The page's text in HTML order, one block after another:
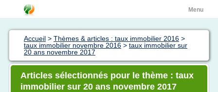
Menu
Accueil > Thèmes & articles : taux immobilier 2016 >
taux immobilier novembre 2016 > taux immobilier sur
20 ans novembre 2017
Articles sélectionnés pour le thème : taux
immobilier sur 20 ans novembre 2017